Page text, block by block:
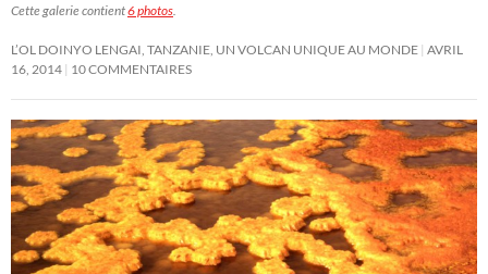
Cette galerie contient6 photos
L’OL DOINYO LENGAI, TANZANIE, UN VOLCAN UNIQUE AU MONDE AVRIL
16, 2014 10 COMMENTAIRES